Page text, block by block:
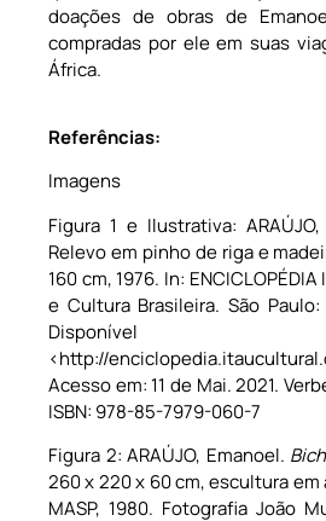
doações de obras de
compradas por ele em suas
África.
Referências:
Imagens
Figura 1 e Ilustrativa: ARAÚJO,
Relevo em pinho de riga e
160 cm, 1976. In:
e Cultura Brasileira. São
<http://
Acesso em: 11 de Mai. 2021.
ISBN: 978-85-7979-060-7
Figura 2: ARAÚJO, Emanoel.
260 x 220 x 60 cm, escultura
MASP, 1980. Fotografia João